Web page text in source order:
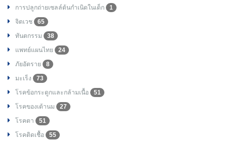
การปลูกถ่ายเซลล์ต้นกำเนิดในเด็ก
1
จิตเวช
65
ทันตกรรม
38
แพทย์แผนไทย
24
ภัยอัตราย
8
มะเร็ง
73
โรคข้อกระดูกและกล้ามเนื้อ
51
โรคของเต้านม
27
โรคตา
51
โรคติดเชื้อ
55